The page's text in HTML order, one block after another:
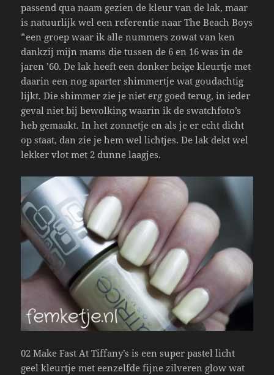
passend qua naam gezien de kleur van de lak, maar
is natuurlijk wel een referentie naar The Beach Boys
*een groep waar ik alle nummers zowat van ken
dankzij mijn mams die tussen de 6 en 16 was in de
jaren ’60. De lak heeft een donker beige kleurtje met
daarin een nog aparter shimmertje wat goudachtig
lijkt. Die shimmer zie je niet erg goed terug, in ieder
geval niet bij bewolking waarin ik de swatchfoto’s
heb gemaakt. In het zonnetje en als je er echt dicht
op staat, dan zie je hem wel lichtjes. De lak dekt wel
lekker vlot met 2 dunne laagjes.
02 Make Fast At Tiffany’s is een super pastel licht
geel kleurtje met eenzelfde fijne zilveren glow wat